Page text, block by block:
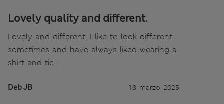
Lovely quality and different.
Lovely and different. I like to look different
sometimes and have always liked wearing a
shirt and tie .
Deb JB 18 marzo 2025